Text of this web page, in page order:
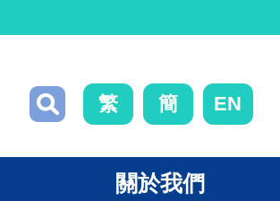
繁 簡 EN
關於我們